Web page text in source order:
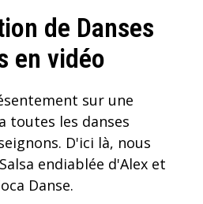
de Danses
en vidéo
sur une
toutes les danses
D'ici là, nous
endiablée d'Alex et
Danse.